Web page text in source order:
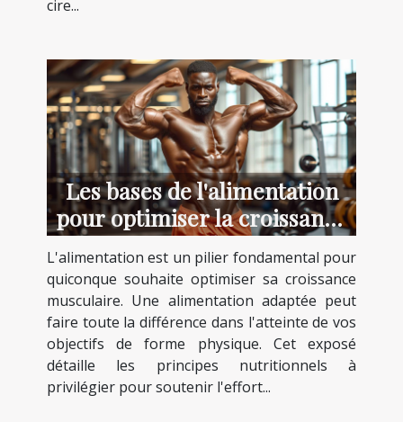
cire...
Les bases de l'alimentation
pour optimiser la croissance
musculaire
L'alimentation est un pilier fondamental pour
quiconque souhaite optimiser sa croissance
musculaire. Une alimentation adaptée peut
faire toute la différence dans l'atteinte de vos
objectifs de forme physique. Cet exposé
détaille les principes nutritionnels à
privilégier pour soutenir l'effort...